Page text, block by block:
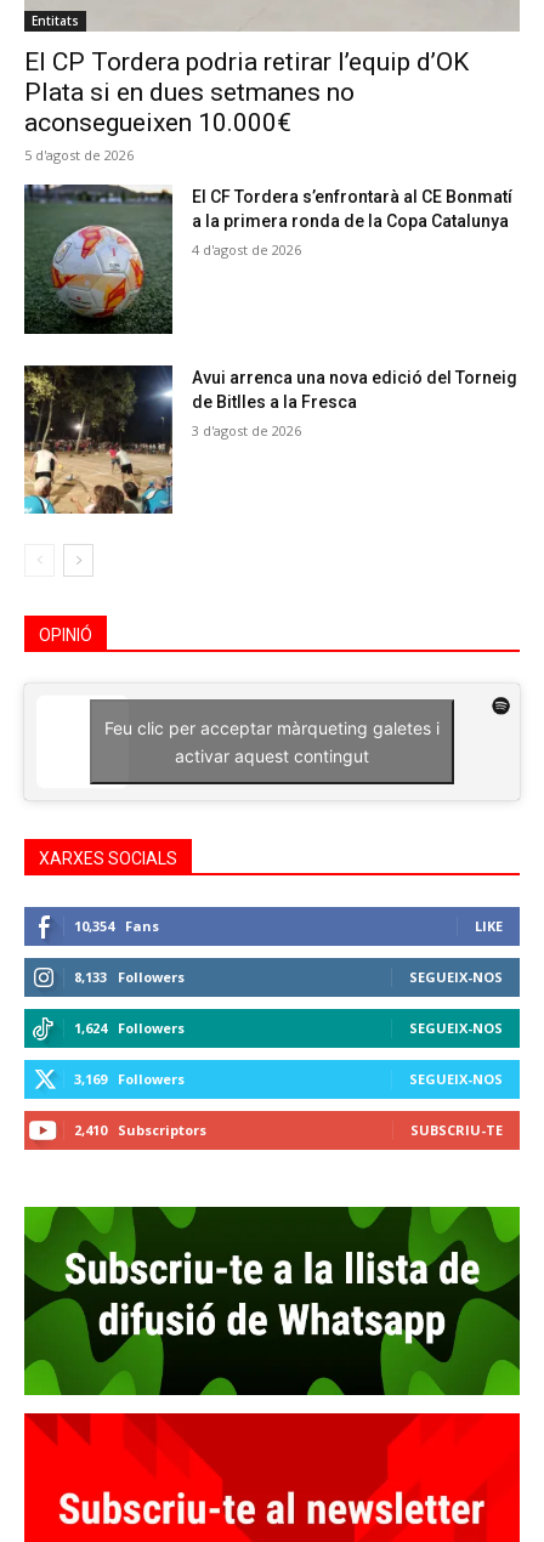
Entitats
El CP Tordera podria retirar l’equip d’OK
Plata si en dues setmanes no
aconsegueixen 10.000€
5 d'agost de 2026
El CF Tordera s’enfrontarà al CE Bonmatí
a la primera ronda de la Copa Catalunya
4 d'agost de 2026
Avui arrenca una nova edició del Torneig
de Bitlles a la Fresca
3 d'agost de 2026
OPINIÓ
Feu clic per acceptar màrqueting galetes i
activar aquest contingut
XARXES SOCIALS
10,354 Fans LIKE
8,133 Followers SEGUEIX-NOS
1,624 Followers SEGUEIX-NOS
3,169 Followers SEGUEIX-NOS
2,410 Subscriptors SUBSCRIU-TE